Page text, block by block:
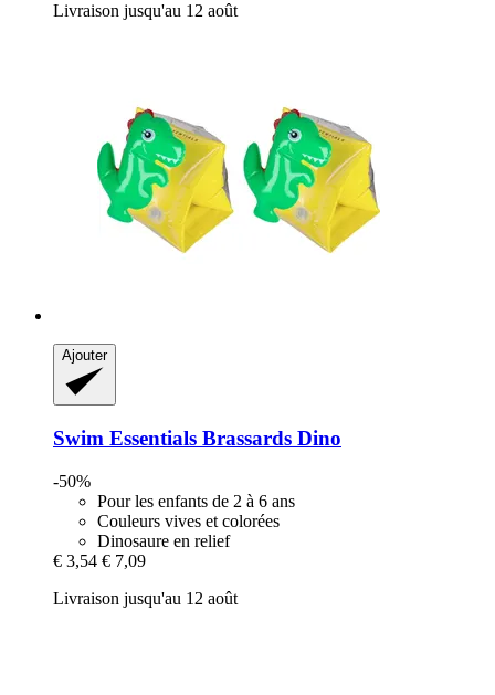
Livraison jusqu'au 12 août
Ajouter
Swim Essentials Brassards Dino
-50%
Pour les enfants de 2 à 6 ans
Couleurs vives et colorées
Dinosaure en relief
€ 3,54 € 7,09
Livraison jusqu'au 12 août